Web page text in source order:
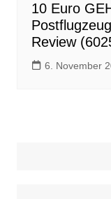
10 Euro
Review
6. November